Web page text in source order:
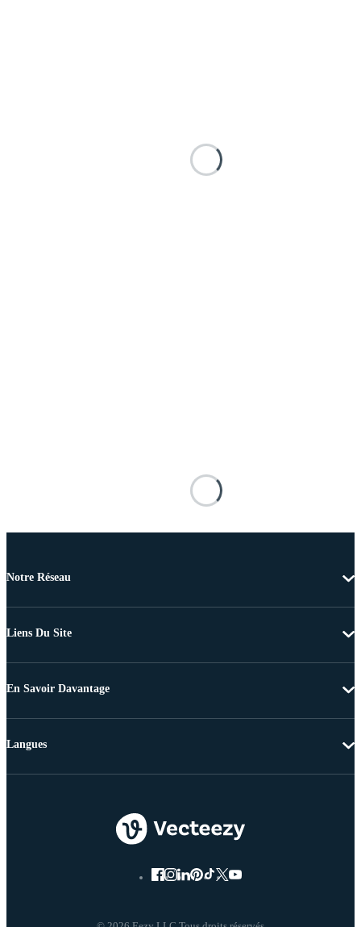
Notre Réseau
Liens Du Site
En Savoir Davantage
Langues